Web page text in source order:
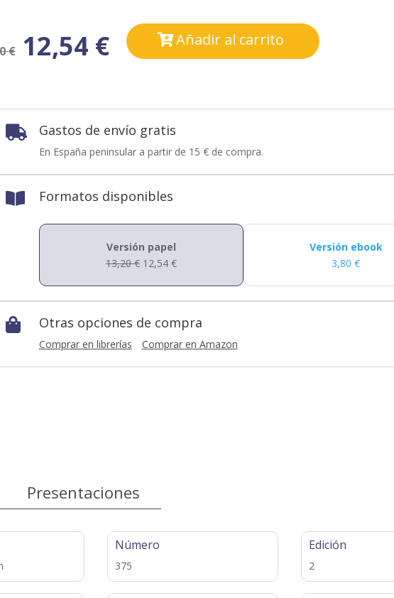
€ 12,54 € Añadir al carrito
 Gastos de envío gratis
En España peninsular a partir de 15 € de compra.
 Formatos disponibles
Versión papel
13,20€ 12,54 €
Versión ebook
3,80€
 Otras opciones de compra
Comprar en librerías Comprar en Amazon
Presentaciones
Número
375
Edición
2